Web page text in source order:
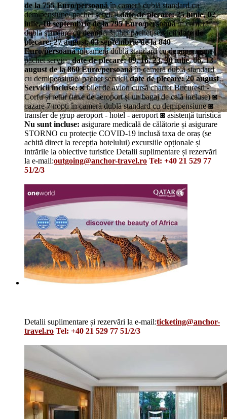
de la 755 Euro/persoanăîn cameră dublă standard cu
demipensiune/ pachet serviciidate de plecare: 25 iunie, 02
iulie, 10 septembrie de la 795 Euro/persoanăîn cameră
dublă standard cu demipensiune/ pachet serviciidate de
plecare: 27 august, 03 septembrie de la 840
Euro/persoanăîn cameră dublă standard cu demipensiune/
pachet serviciidate de plecare: 09, 16, 23, 30 iulie, 06, 13
august de la 860 Euro/persoanăîn cameră dublă standard
cu demipensiune/ pachet serviciidate de plecare: 20 august
Servicii incluse:◙ bilet de avion cursă charter București -
Corfu și retur (taxe de aeroport și un bagaj de cală incluse) ◙
cazare 7 nopți în cameră dublă standard cu demipensiune ◙
transfer de grup aeroport - hotel - aeroport ◙ asistență turistică
Nu sunt incluse: asigurare medicală de călătorie și asigurare
STORNO cu protecție COVID-19 inclusă taxa de oraș (se
achită direct la recepția hotelului) excursiile opționale și
intrările la obiective turistice Detalii suplimentare și rezervări
la e-mail:outgoing@anchor-travel.ro Tel: +40 21 529 77
51/2/3
Detalii suplimentare și rezervări la e-mail:ticketing@anchor-
travel.ro Tel: +40 21 529 77 51/2/3